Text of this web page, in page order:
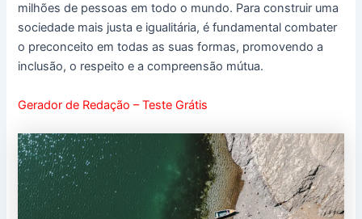
milhões de pessoas em todo o mundo. Para construir uma
sociedade mais justa e igualitária, é fundamental combater
o preconceito em todas as suas formas, promovendo a
inclusão, o respeito e a compreensão mútua.
Gerador de Redação – Teste Grátis